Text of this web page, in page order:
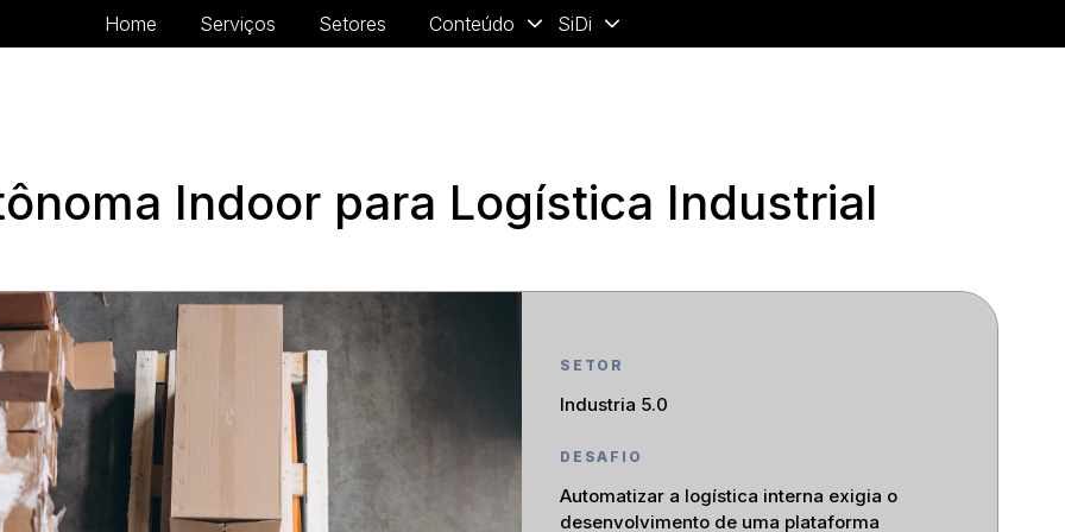
Home Serviços Setores Conteúdo SiDi
Indoor para Logística Industrial
SETOR
Industria 5.0
DESAFIO
Automatizar a logística interna exigia o
desenvolvimento de uma plataforma